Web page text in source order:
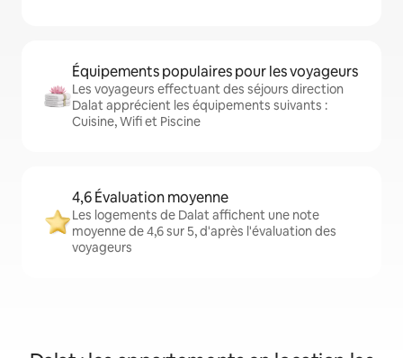
Équipements populaires pour les voyageurs
Les voyageurs effectuant des séjours direction
Dalat apprécient les équipements suivants :
Cuisine, Wifi et Piscine
4,6 Évaluation moyenne
Les logements de Dalat affichent une note
moyenne de 4,6 sur 5, d'après l'évaluation des
voyageurs